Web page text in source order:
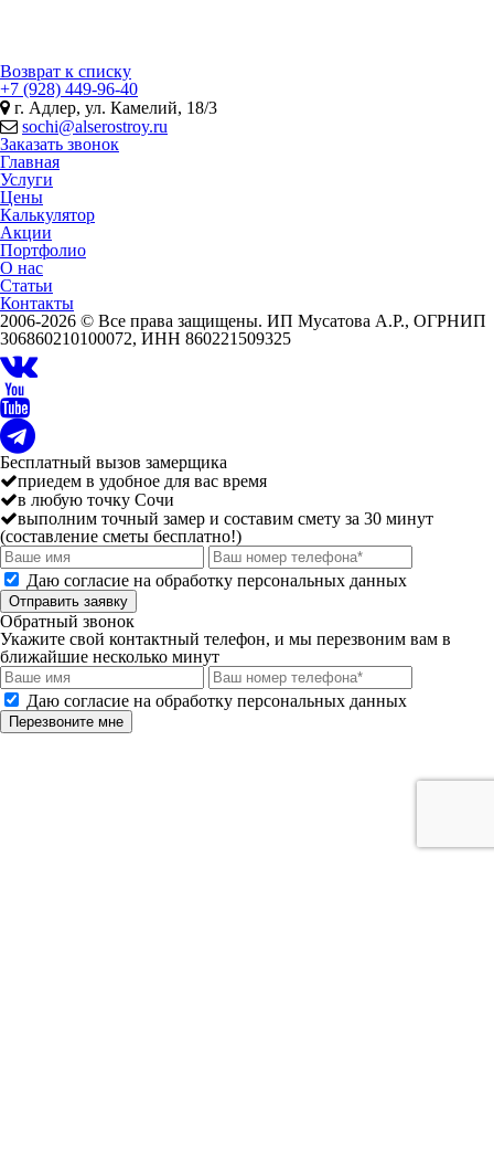
Возврат к списку
+7 (928) 449-96-40
г. Адлер, ул. Камелий, 18/3
sochi@alserostroy.ru
Заказать звонок
Главная
Услуги
Цены
Калькулятор
Акции
Портфолио
О нас
Статьи
Контакты
2006-2026 © Все права защищены. ИП Мусатова А.Р., ОГРНИП
306860210100072, ИНН 860221509325
Бесплатный вызов замерщика
приедем в удобное для вас время
в любую точку Сочи
выполним точный замер и составим смету за 30 минут
(составление сметы бесплатно!)
Даю согласие на обработку персональных данных
Отправить заявку
Обратный звонок
Укажите свой контактный телефон, и мы перезвоним вам в
ближайшие несколько минут
Даю согласие на обработку персональных данных
Перезвоните мне